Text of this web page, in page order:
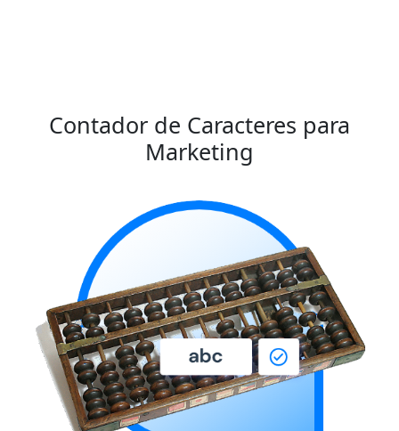
Contador de Caracteres para
Marketing